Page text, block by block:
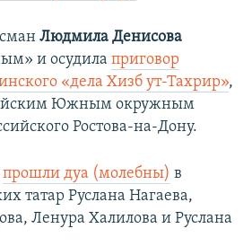
Людмила Денисова
и осудила приговор
«дела Хизб ут-Тахрир»,
Южным окружным
Ростова-на-Дону.
прошли дуа (молебны) в
татар Руслана Нагаева,
Ленура Халилова и Руслана